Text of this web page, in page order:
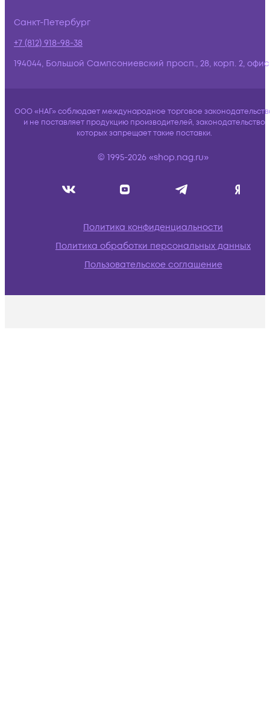
Санкт-Петербург
+7 (812) 918-98-38
194044, Большой Сампсониевский просп., 28, корп. 2,
ООО «НАГ» соблюдает международное торговое
и не поставляет продукцию производителей, законодательство
которых запрещает такие поставки.
© 1995-2026 «shop.nag.ru»
Политика конфиденциальности
Политика обработки персональных данных
Пользовательское соглашение